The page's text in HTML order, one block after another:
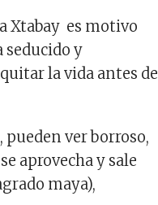
Xtabay es motivo
seducido y
la vida antes de
ver borroso,
aprovecha y sale
maya),